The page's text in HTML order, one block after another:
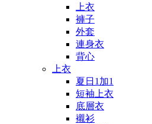
上衣
褲子
外套
連身衣
背心
上衣
夏日1加1
短袖上衣
底層衣
襯衫